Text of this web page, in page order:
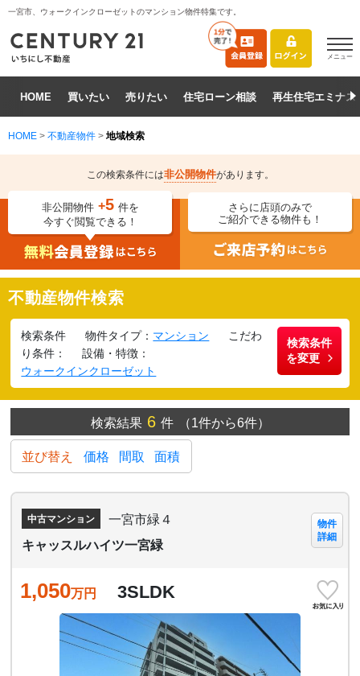
一宮市、ウォークインクローゼットのマンション物件特集です。
メニュー
HOME 買いたい 売りたい 住宅ローン相談 再生住宅エミナス
HOME > 不動産物件 > 地域検索
この検索条件には非公開物件があります。
非公開物件 +5 件を
今すぐ閲覧できる！
さらに店頭のみで
ご紹介できる物件も！
不動産物件検索
検索条件 物件タイプ： マンション
こだわ
り条件：
設備・特徴：
ウォークインクローゼット
検索条件
を変更
検索結果6 件 （1件から6件）
並び替え 価格 間取 面積
中古マンション
一宮市緑４
キャッスルハイツ一宮緑
物件
詳細
1,050万円 3SLDK